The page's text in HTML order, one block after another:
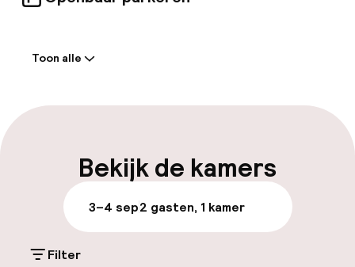
Meertalige medewerkers
Parkeren & mobiliteit
Parkeergelegenheid op eigen terrein
(buiten)
Toon alle
Bekijk de kamers
3–4 sep2 gasten, 1 kamer
Filter